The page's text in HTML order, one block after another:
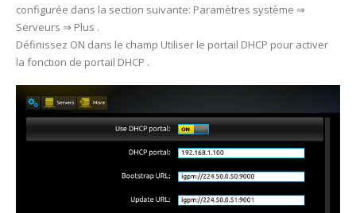
configurée dans la section suivante: Paramètres système ⇒
Serveurs ⇒ Plus .
Définissez ON dans le champ Utiliser le portail DHCP pour activer
la fonction de portail DHCP .